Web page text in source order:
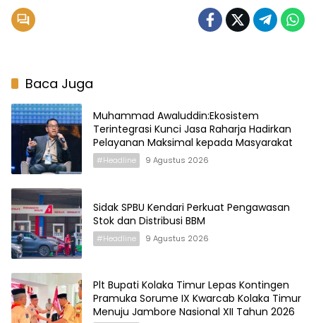
Baca Juga
Muhammad Awaluddin:Ekosistem
Terintegrasi Kunci Jasa Raharja Hadirkan
Pelayanan Maksimal kepada Masyarakat
#Headline 9 Agustus 2026
Sidak SPBU Kendari Perkuat Pengawasan
Stok dan Distribusi BBM
#Headline 9 Agustus 2026
Plt Bupati Kolaka Timur Lepas Kontingen
Pramuka Sorume IX Kwarcab Kolaka Timur
Menuju Jambore Nasional XII Tahun 2026